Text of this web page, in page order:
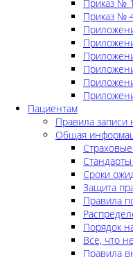
Приказ №
Приказ №
Пациентам
Правила записи
Общая
Сроки
Защита
Правила
Порядок
Все, что
Правила